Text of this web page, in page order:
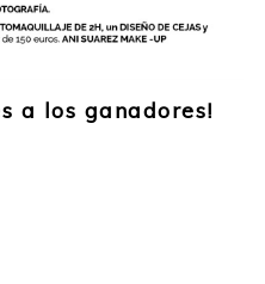
a los ganadores!